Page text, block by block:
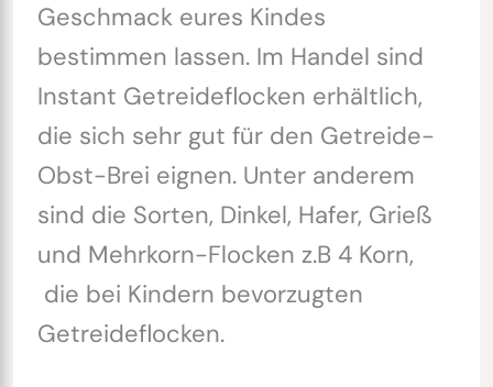
Geschmack eures Kindes
bestimmen lassen. Im Handel sind
Instant Getreideflocken erhältlich,
die sich sehr gut für den Getreide-
Obst-Brei eignen. Unter anderem
sind die Sorten, Dinkel, Hafer, Grieß
und Mehrkorn-Flocken z.B 4 Korn,
die bei Kindern bevorzugten
Getreideflocken.